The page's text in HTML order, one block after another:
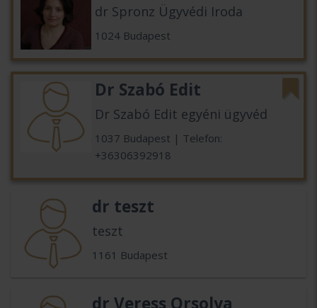
dr Spronz Ügyvédi Iroda
1024 Budapest
Dr Szabó Edit
Dr Szabó Edit egyéni ügyvéd
1037 Budapest | Telefon:
+36306392918
dr teszt
teszt
1161 Budapest
dr Veress Orsolya